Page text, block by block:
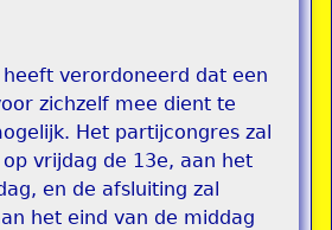
verordoneerd dat een
zichzelf mee dient te
Het partijcongres zal
vrijdag de 13e, aan het
en de afsluiting zal
het eind van de middag